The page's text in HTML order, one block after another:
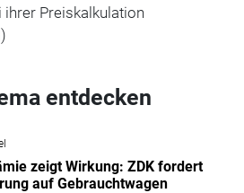
Preiskalkulation
entdecken
zeigt Wirkung: ZDK fordert
auf Gebrauchtwagen